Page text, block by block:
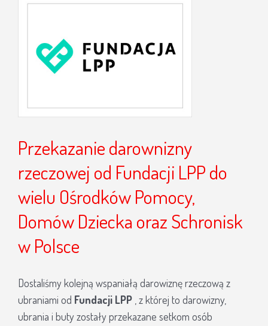
Przekazanie darownizny
rzeczowej od Fundacji LPP do
wielu Ośrodków Pomocy,
Domów Dziecka oraz Schronisk
w Polsce
Dostaliśmy kolejną wspaniałą darowiznę rzeczową z
ubraniami od Fundacji LPP , z której to darowizny,
ubrania i buty zostały przekazane setkom osób